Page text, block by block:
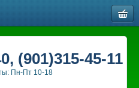
(901)315-45-11
Пн-Пт 10-18